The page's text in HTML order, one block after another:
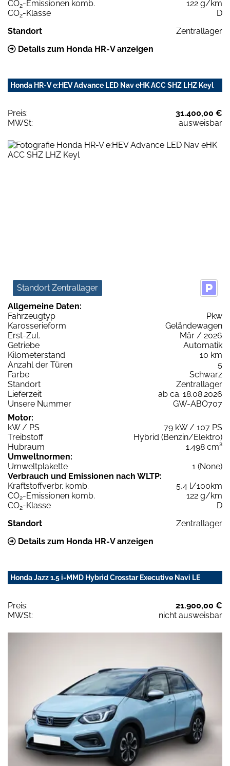
CO2-Emissionen komb.
122 g/km
CO2-Klasse
D
Standort
Zentrallager
Details zum Honda HR-V anzeigen
Honda HR-V e:HEV Advance LED Nav eHK ACC SHZ LHZ Keyl
Preis:
31.400,00 €
MWSt:
ausweisbar
Standort Zentrallager
Allgemeine Daten:
Fahrzeugtyp
Pkw
Karosserieform
Geländewagen
Erst-Zul.
Mär / 2026
Getriebe
Automatik
Kilometerstand
10 km
Anzahl der Türen
5
Farbe
Schwarz
Standort
Zentrallager
Lieferzeit
ab ca. 18.08.2026
Unsere Nummer
GW-ABO707
Motor:
kW / PS
79 kW / 107 PS
Treibstoff
Hybrid (Benzin/Elektro)
Hubraum
1.498 cm³
Umweltnormen:
Umweltplakette
1 (None)
Verbrauch und Emissionen nach WLTP:
Kraftstoffverbr. komb.
5,4 l/100km
CO2-Emissionen komb.
122 g/km
CO2-Klasse
D
Standort
Zentrallager
Details zum Honda HR-V anzeigen
Honda Jazz 1.5 i-MMD Hybrid Crosstar Executive Navi LE
Preis:
21.900,00 €
MWSt:
nicht ausweisbar